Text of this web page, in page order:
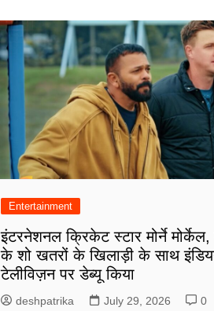
Entertainment
इंटरनेशनल क्रिकेट स्टार मोर्ने
के शो खतरों के खिलाड़ी के साथ
टेलीविज़न पर डेब्यू किया
deshpatrika July 29, 2026 0